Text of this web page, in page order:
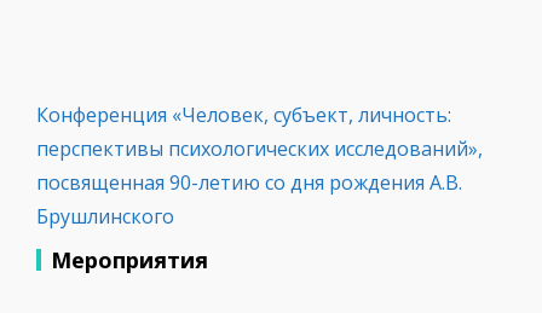
Конференция «Человек, субъект, личность:
перспективы психологических исследований»,
посвященная 90-летию со дня рождения А.В.
Брушлинского
Мероприятия